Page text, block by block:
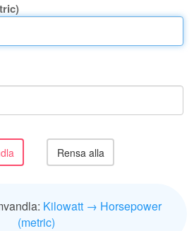
Kilowatt → Horsepower
(metric)